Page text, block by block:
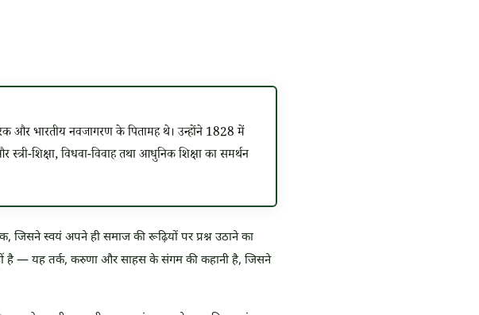
और भारतीय नवजागरण के पितामह थे। उन्होंने 1828 में
शिक्षा, विधवा-विवाह तथा आधुनिक शिक्षा का समर्थन
जिसने स्वयं अपने ही समाज की रूढ़ियों पर प्रश्न उठाने का
है — यह तर्क, करुणा और साहस के संगम की कहानी है, जिसने